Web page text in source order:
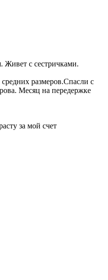
Живет с сестричками.
размеров.Спасли с
Месяц на передержке
за мой счет